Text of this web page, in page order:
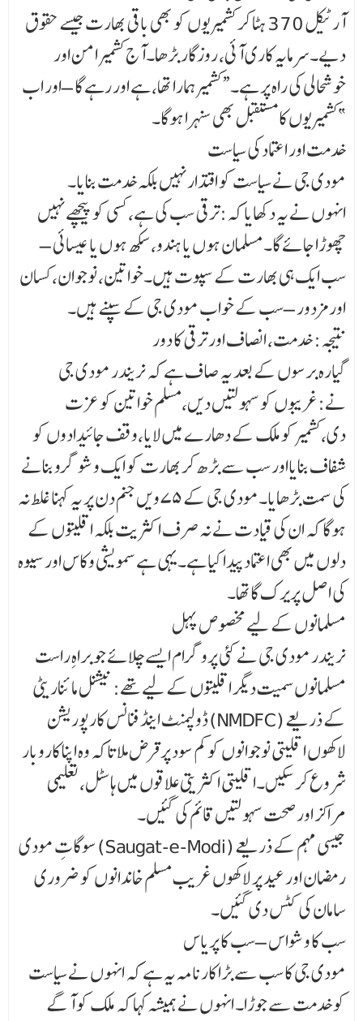
آرٹیکل 370 ہٹا کر کشمیریوں کو بھی باقی بھارت جیسے حقوق
دیے۔سرمایہ کاری آئی، روزگار بڑھا۔آج کشمیر امن اور
خوشحالی کی راہ پر ہے۔“کشمیر ہمارا تھا، ہے اور رہے گا – اور اب
کشمیریوں کا مستقبل بھی سنہرا ہوگا۔”
خدمت اور اعتماد کی سیاست
مودی جی نے سیاست کو اقتدار نہیں بلکہ خدمت بنایا۔
انہوں نے یہ دکھایا کہ:ترقی سب کی ہے، کسی کو پیچھے نہیں
چھوڑا جائے گا۔مسلمان ہوں یا ہندو، سکھ ہوں یا عیسائی –
سب ایک ہی بھارت کے سپوت ہیں۔خواتین، نوجوان، کسان
اور مزدور – سب کے خواب مودی جی کے سپنے ہیں۔
نتیجہ: خدمت، انصاف اور ترقی کا دور
گیارہ برسوں کے بعد یہ صاف ہے کہ نریندر مودی جی
نے:غریبوں کو سہولتیں دیں،مسلم خواتین کو عزت
دی،کشمیر کو ملک کے دھارے میں لایا،وقف جائیدادوں کو
شفاف بنایااور سب سے بڑھ کر بھارت کو ایک وشو گرو بنانے
کی سمت بڑھایا۔مودی جی کے ۷۵ویں جنم دن پر یہ کہنا غلط نہ
ہوگا کہ ان کی قیادت نے نہ صرف اکثریت بلکہ اقلیتوں کے
دلوں میں بھی اعتماد پیدا کیا ہے۔یہی ہے سمویشی وکاس اور سیوہ
کی اصل پریرک گاتھا۔
مسلمانوں کے لیے مخصوص پہل
نریندر مودی جی نے کئی پروگرام ایسے چلائے جو براہِ راست
مسلمانوں سمیت دیگر اقلیتوں کے لیے تھے: نیشنل مائناریٹی
ڈولپمنٹ اینڈ فنانس کارپوریشن (NMDFC) کے ذریعے
لاکھوں اقلیتی نوجوانوں کو کم سود پر قرض ملا تاکہ وہ اپنا کاروبار
شروع کر سکیں۔اقلیتی اکثریتی علاقوں میں ہاسٹل، تعلیمی
مراکز اور صحت سہولتیں قائم کی گئیں۔
سوگاتِ مودی (Saugat-e-Modi) جیسی مہم کے ذریعے
رمضان اور عید پر لاکھوں غریب مسلم خاندانوں کو ضروری
سامان کی کٹس دی گئیں۔
سب کا وشواس – سب کا پریاس
مودی جی کا سب سے بڑا کارنامہ یہ ہے کہ انہوں نے سیاست
کو خدمت سے جوڑا۔ انہوں نے ہمیشہ کہا کہ ملک کو آگے